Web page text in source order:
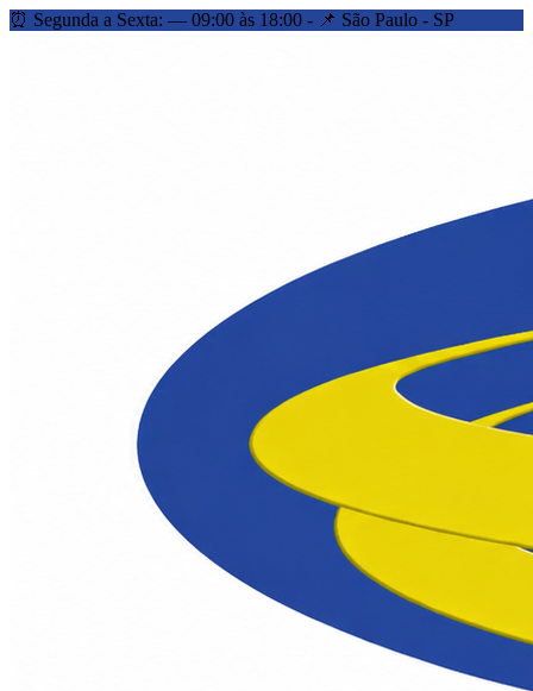
⏰ Segunda a Sexta: — 09:00 às 18:00 - 📌 São Paulo - SP